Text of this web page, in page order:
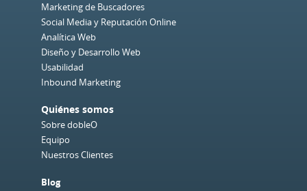
Marketing de Buscadores
Social Media y Reputación Online
Analítica Web
Diseño y Desarrollo Web
Usabilidad
Inbound Marketing
Quiénes somos
Sobre dobleO
Equipo
Nuestros Clientes
Blog